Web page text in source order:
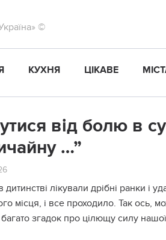
©
КУХНЯ ЦІКАВЕ
від болю в
…”
лікували дрібні pанки і
місця, і все проходило. Так ось,
згадок про цілющу силу